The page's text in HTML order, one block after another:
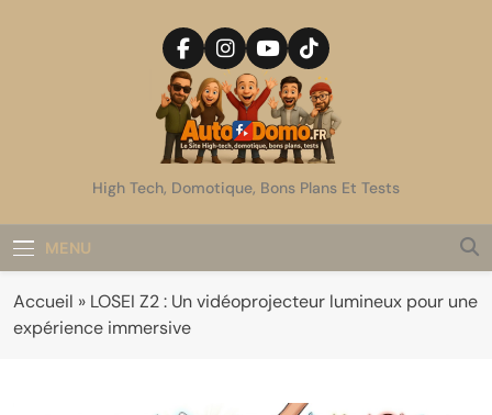
AutoDomo
High Tech, Domotique, Bons Plans Et Tests
MENU
Accueil » LOSEI Z2 : Un vidéoprojecteur lumineux pour une
expérience immersive